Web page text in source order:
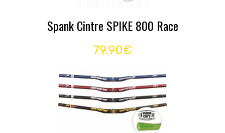
Spank Cintre SPIKE 800 Race
79.90€